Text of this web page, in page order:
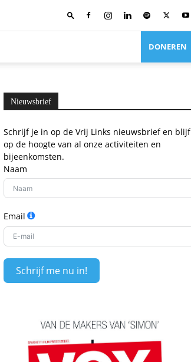
DONEREN
Nieuwsbrief
Schrijf je in op de Vrij Links nieuwsbrief en blijf
op de hoogte van al onze activiteiten en
bijeenkomsten.
Naam
Email
Schrijf me nu in!